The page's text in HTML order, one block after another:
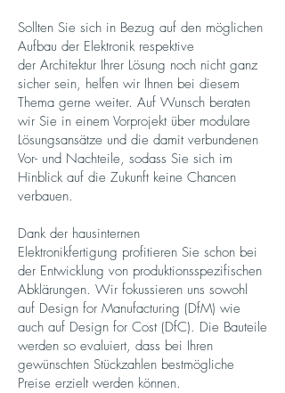
Sollten Sie sich in Bezug auf den möglichen
Aufbau der Elektronik respektive
der Architektur Ihrer Lösung noch nicht ganz
sicher sein, helfen wir Ihnen bei diesem
Thema gerne weiter. Auf Wunsch beraten
wir Sie in einem Vorprojekt über modulare
Lösungsansätze und die damit verbundenen
Vor- und Nachteile, sodass Sie sich im
Hinblick auf die Zukunft keine Chancen
verbauen.
Dank der hausinternen
Elektronikfertigung profitieren Sie schon bei
der Entwicklung von produktionsspezifischen
Abklärungen. Wir fokussieren uns sowohl
auf Design for Manufacturing (DfM) wie
auch auf Design for Cost (DfC). Die Bauteile
werden so evaluiert, dass bei Ihren
gewünschten Stückzahlen bestmögliche
Preise erzielt werden können.